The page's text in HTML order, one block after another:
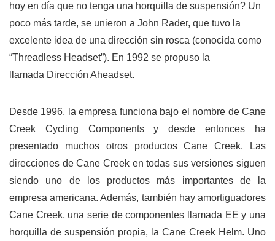
hoy en día que no tenga una horquilla de suspensión? Un
poco más tarde, se unieron a John Rader, que tuvo la
excelente idea de una dirección sin rosca (conocida como
“Threadless Headset”). En 1992 se propuso la
llamada Dirección Aheadset.
Desde 1996, la empresa funciona bajo el nombre de Cane
Creek Cycling Components y desde entonces ha
presentado muchos otros productos Cane Creek. Las
direcciones de Cane Creek en todas sus versiones siguen
siendo uno de los productos más importantes de la
empresa americana. Además, también hay amortiguadores
Cane Creek, una serie de componentes llamada EE y una
horquilla de suspensión propia, la Cane Creek Helm. Uno